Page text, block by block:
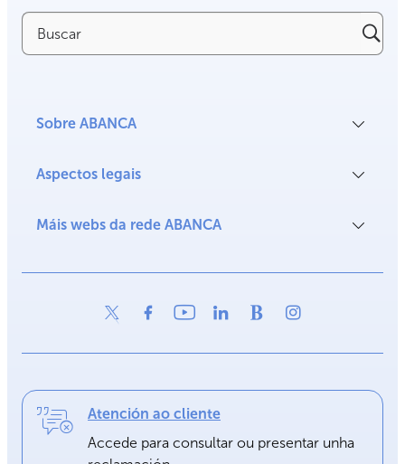
Buscar
Sobre ABANCA
Aspectos legais
Máis webs da rede ABANCA
Atención ao cliente
Accede para consultar ou presentar unha